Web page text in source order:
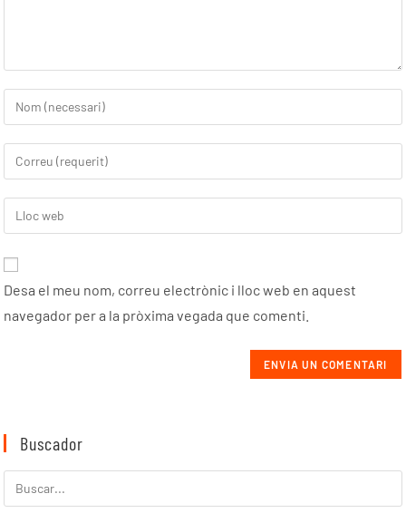
Desa el meu nom, correu electrònic i lloc web en aquest
navegador per a la pròxima vegada que comenti.
Buscador